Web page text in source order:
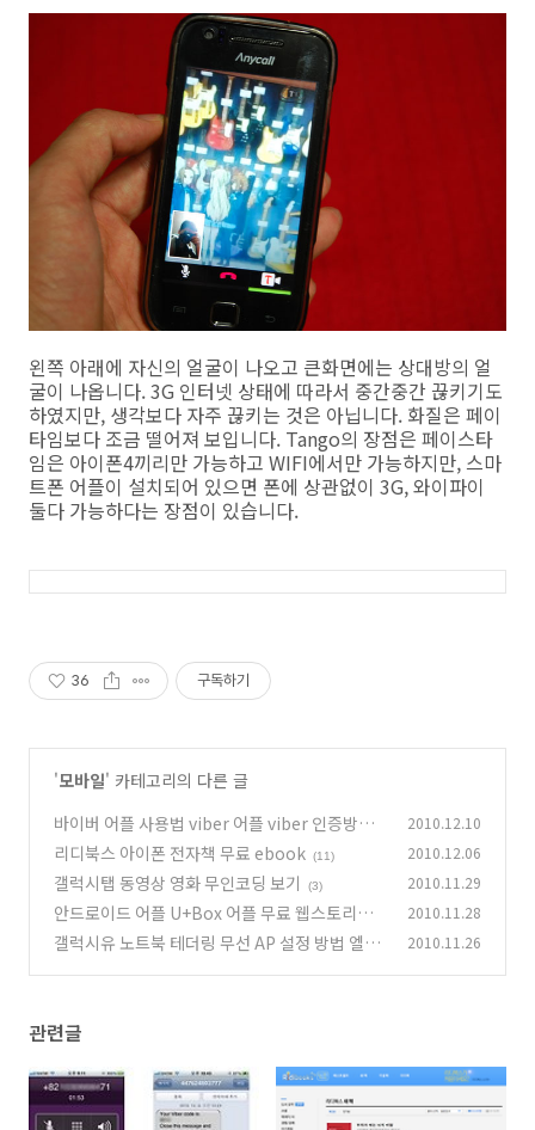
왼쪽 아래에 자신의 얼굴이 나오고 큰화면에는 상대방의 얼
굴이 나옵니다. 3G 인터넷 상태에 따라서 중간중간 끊키기도
하였지만, 생각보다 자주 끊키는 것은 아닙니다. 화질은 페이
타임보다 조금 떨어져 보입니다. Tango의 장점은 페이스타
임은 아이폰4끼리만 가능하고 WIFI에서만 가능하지만, 스마
트폰 어플이 설치되어 있으면 폰에 상관없이 3G, 와이파이
둘다 가능하다는 장점이 있습니다.
36 구독하기
'모바일' 카테고리의 다른 글
바이버 어플 사용법 viber 어플 viber 인증방법
(24)
2010.12.10
리디북스 아이폰 전자책 무료 ebook (11) 2010.12.06
갤럭시탭 동영상 영화 무인코딩 보기 (3) 2010.11.29
안드로이드 어플 U+Box 어플 무료 웹스토리지
(14)
2010.11.28
갤럭시유 노트북 테더링 무선 AP 설정 방법 엘지
2010.11.26
관련글